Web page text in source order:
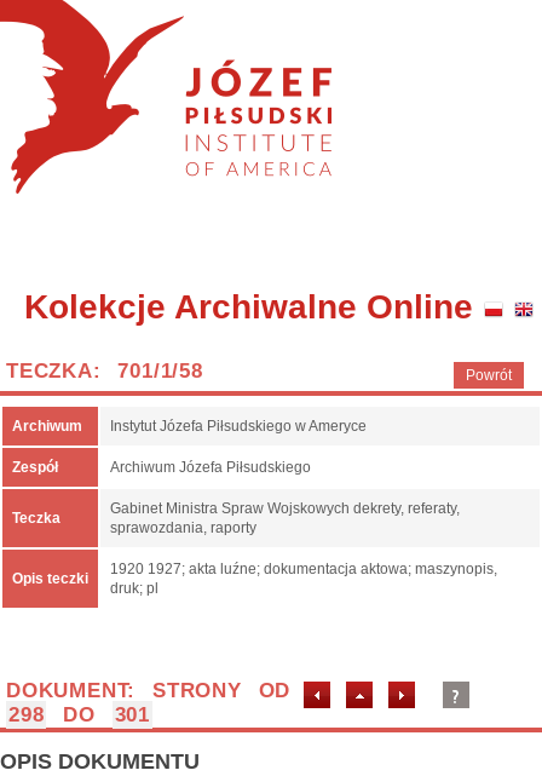
Kolekcje Archiwalne Online
Powrót
TECZKA: 701/1/58
Archiwum Instytut Józefa Piłsudskiego w Ameryce
Zespół Archiwum Józefa Piłsudskiego
Teczka
Gabinet Ministra Spraw Wojskowych dekrety, referaty,
sprawozdania, raporty
Opis teczki
1920 1927; akta luźne; dokumentacja aktowa; maszynopis,
druk; pl
DOKUMENT: STRONY OD
298
DO 301
OPIS DOKUMENTU